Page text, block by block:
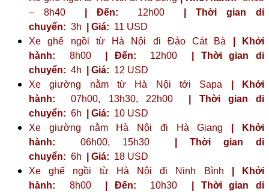
– 8h40
| Đến: 12h00
| Thời gian di
chuyển: 3h | Giá: 11 USD
Xe ghế ngồi từ Hà Nội đi Đảo Cát Bà
| Khởi
hành: 8h00 | Đến: 12h00
| Thời gian di
chuyển: 4h | Giá: 12 USD
Xe giường nằm từ Hà Nội tới Sapa
| Khởi
hành: 07h00, 13h30, 22h00
| Thời gian di
chuyển: 6h | Giá: 10 USD
Xe giường nằm Hà Nội đi Hà Giang
| Khởi
hành: 06h00, 15h30
| Thời gian di
chuyển: 6h | Giá: 18 USD
Xe ghế ngồi từ Hà Nội đi Ninh Bình
| Khởi
hành: 8h00 | Đến: 10h30
| Thời gian di